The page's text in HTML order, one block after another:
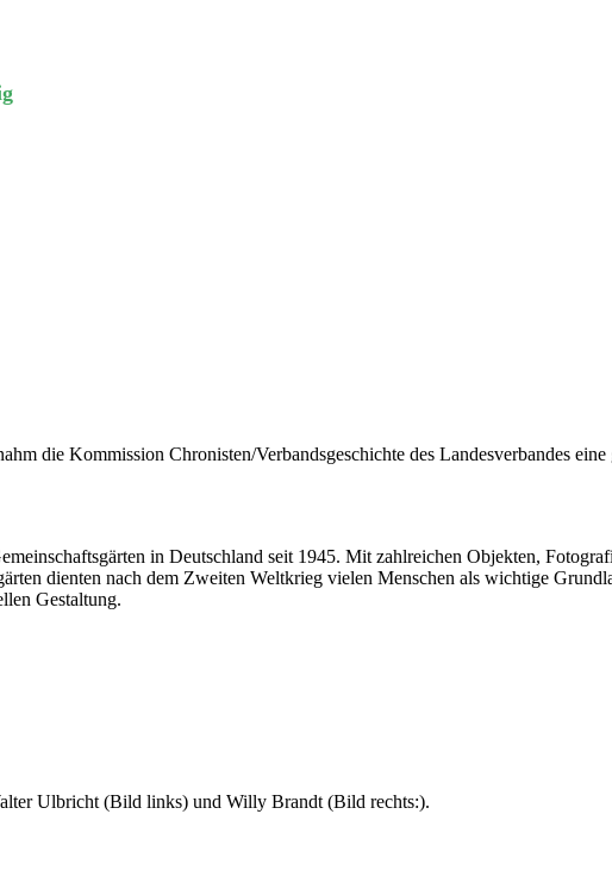
die Kommission Chronisten/Verbandsgeschichte des Landesverbandes
in Deutschland seit 1945. Mit zahlreichen Objekten,
dienten nach dem Zweiten Weltkrieg vielen Menschen als wichtige
Gestaltung.
Ulbricht (Bild links) und Willy Brandt (Bild rechts:).